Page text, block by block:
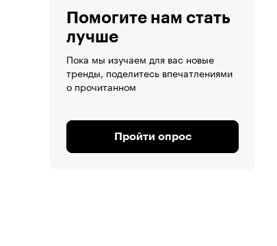
Помогите нам стать
лучше
Пока мы изучаем для вас новые
тренды, поделитесь впечатлениями
о прочитанном
Пройти опрос